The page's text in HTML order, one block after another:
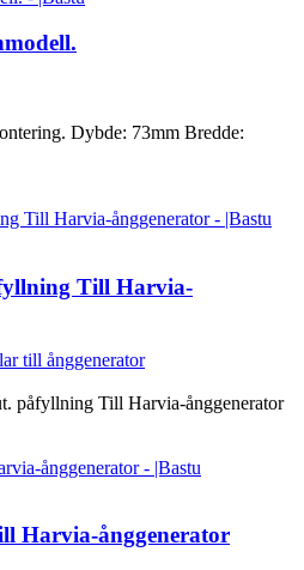
Dybde: 73mm Bredde:
Till Harvia-
till ånggenerator
påfyllning Till Harvia-ånggenerator
Harvia-ånggenerator